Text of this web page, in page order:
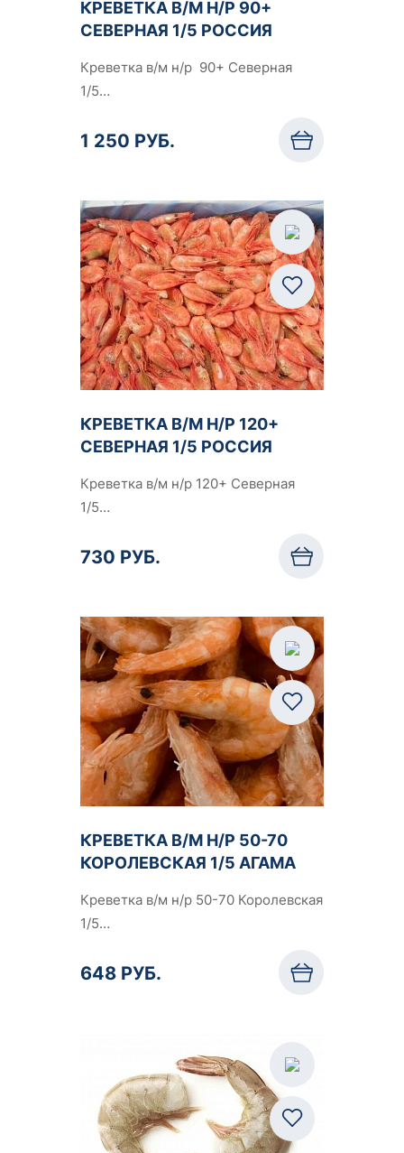
КРЕВЕТКА В/М Н/Р 90+
СЕВЕРНАЯ 1/5 РОССИЯ
Креветка в/м н/р 90+ Северная
1/5…
1 250 РУБ.
КРЕВЕТКА В/М Н/Р 120+
СЕВЕРНАЯ 1/5 РОССИЯ
Креветка в/м н/р 120+ Северная
1/5…
730 РУБ.
КРЕВЕТКА В/М Н/Р 50-70
КОРОЛЕВСКАЯ 1/5 АГАМА
Креветка в/м н/р 50-70 Королевская
1/5…
648 РУБ.